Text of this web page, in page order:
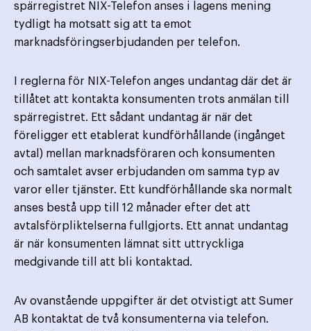
spärregistret NIX-Telefon anses i lagens mening
tydligt ha motsatt sig att ta emot
marknadsföringserbjudanden per telefon.
I reglerna för NIX-Telefon anges undantag där det är
tillåtet att kontakta konsumenten trots anmälan till
spärregistret. Ett sådant undantag är när det
föreligger ett etablerat kundförhållande (ingånget
avtal) mellan marknadsföraren och konsumenten
och samtalet avser erbjudanden om samma typ av
varor eller tjänster. Ett kundförhållande ska normalt
anses bestå upp till 12 månader efter det att
avtalsförpliktelserna fullgjorts. Ett annat undantag
är när konsumenten lämnat sitt uttryckliga
medgivande till att bli kontaktad.
Av ovanstående uppgifter är det otvistigt att Sumer
AB kontaktat de två konsumenterna via telefon.